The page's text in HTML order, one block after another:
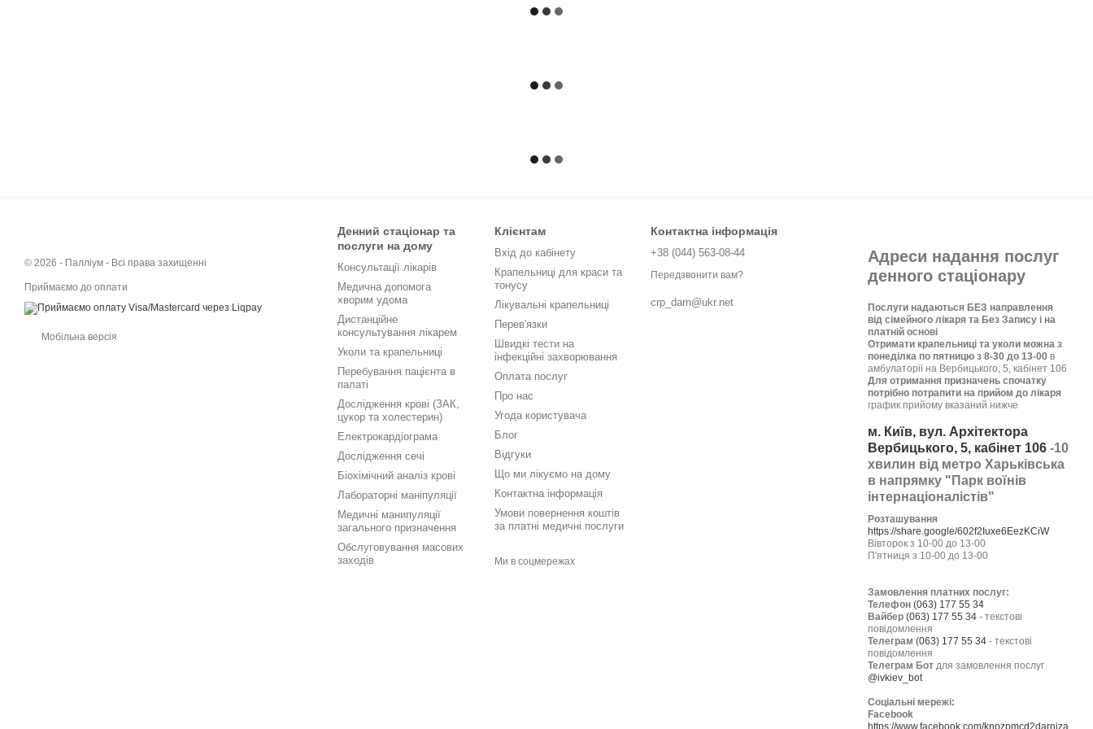
© 2026 - Палліум - Всі права захищенні
Приймаємо до оплати
Мобільна версія
Денний стаціонар та
послуги на дому
Консультації лікарів
Медична допомога
хворим удома
Дистанційне
консультування лікарем
Уколи та крапельниці
Перебування пацієнта в
палаті
Дослідження крові (ЗАК,
цукор та холестерин)
Електрокардіограма
Дослідження сечі
Біохімічний аналіз крові
Лабораторні маніпуляції
Медичні манипуляції
загального призначення
Обслуговування масових
заходів
Клієнтам
Вхід до кабінету
Крапельниці для краси та
тонусу
Лікувальні крапельниці
Перев'язки
Швидкі тести на
інфекційні захворювання
Оплата послуг
Про нас
Угода користувача
Блог
Відгуки
Що ми лікуємо на дому
Контактна інформація
Умови повернення коштів
за платні медичні послуги
Ми в соцмережах
Контактна інформація
+38 (044) 563-08-44
Передзвонити вам?
crp_darn@ukr.net
Адреси надання послуг
денного стаціонару
Послуги надаються БЕЗ направлення
від сімейного лікаря та Без Запису і на
платній основі
Отримати крапельниці та уколи можна з
понеділка по пятницю з 8-30 до 13-00 в
амбулаторії на Вербицького, 5, кабінет 106
Для отримання призначень спочатку
потрібно потрапити на прийом до лікаря
график прийому вказаний нижче
м. Київ, вул. Архітектора
Вербицького, 5, кабінет 106 -10
хвилин від метро Харьківська
в напрямку "Парк воїнів
інтернаціоналістів"
Розташування
https://share.google/602f2Iuxe6EezKCiW
Вівторок з 10-00 до 13-00
П'ятниця з 10-00 до 13-00
Замовлення платних послуг:
Телефон (063) 177 55 34
Вайбер (063) 177 55 34 - текстові
повідомлення
Телеграм (063) 177 55 34 - текстові
повідомлення
Телеграм Бот для замовлення послуг
@ivkiev_bot
Соціальні мережі:
Facebook